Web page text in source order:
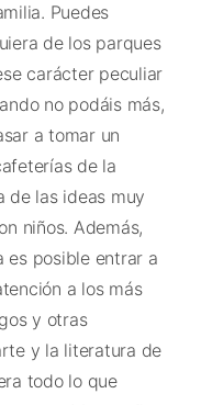
Puedes
de los parques
carácter peculiar
no podáis más,
a tomar un
de la
de las ideas muy
niños. Además,
es posible entrar a
a los más
y otras
y la literatura de
todo lo que